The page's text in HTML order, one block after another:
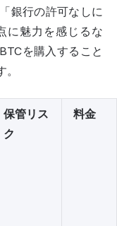
銀行の許可なしに
に魅力を感じるな
を購入すること
保管リス
ク
料金